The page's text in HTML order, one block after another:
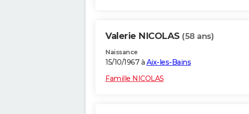
Valerie NICOLAS (58 ans)
Naissance
15/10/1967 à Aix-les-Bains
Famille NICOLAS